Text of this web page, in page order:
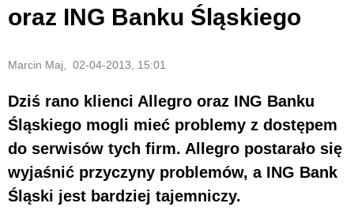
oraz ING Banku Śląskiego
Marcin Maj, 02-04-2013, 15:01
Dziś rano klienci Allegro oraz ING Banku
Śląskiego mogli mieć problemy z dostępem
do serwisów tych firm. Allegro postarało się
wyjaśnić przyczyny problemów, a ING Bank
Śląski jest bardziej tajemniczy.